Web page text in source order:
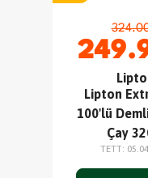
Lipton
100'lü
Çay
TETT: